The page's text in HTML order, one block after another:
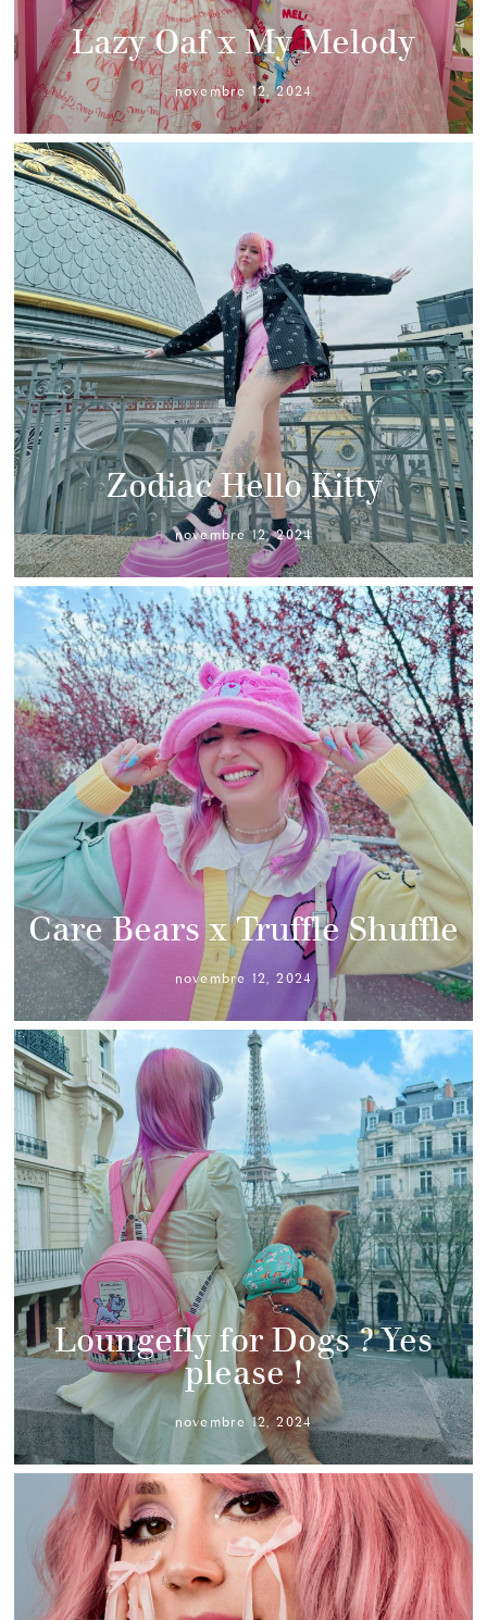
Lazy Oaf x My Melody
novembre 12, 2024
Zodiac Hello Kitty
novembre 12, 2024
Care Bears x Truffle Shuffle
novembre 12, 2024
Loungefly for Dogs ? Yes
please !
novembre 12, 2024